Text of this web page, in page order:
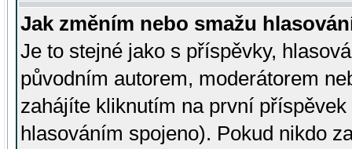
Jak změním nebo smažu
Je to stejné jako s příspěvky,
původním autorem, moderátorem
zahájíte kliknutím na první
hlasováním spojeno). Pokud nikdo